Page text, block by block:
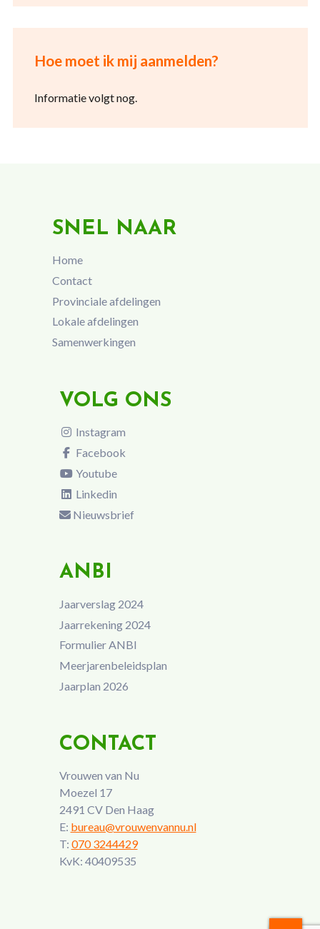
Hoe moet ik mij aanmelden?
Informatie volgt nog.
SNEL NAAR
Home
Contact
Provinciale afdelingen
Lokale afdelingen
Samenwerkingen
VOLG ONS
Instagram
Facebook
Youtube
Linkedin
Nieuwsbrief
ANBI
Jaarverslag 2024
Jaarrekening 2024
Formulier ANBI
Meerjarenbeleidsplan
Jaarplan 2026
CONTACT
Vrouwen van Nu
Moezel 17
2491 CV Den Haag
E: bureau@vrouwenvannu.nl
T: 070 3244429
KvK: 40409535